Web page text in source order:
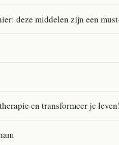
deze middelen zijn een
en transformeer je leven!